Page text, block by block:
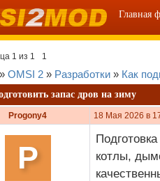
Главная
1 из 1 1
» OMSI 2 » Разработки » Как
запас дров на зиму
Progony4 18 Мая 2026 в
P
котлы,